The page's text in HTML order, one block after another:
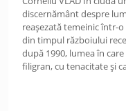
discernământ despre
reașezată temeinic într-
din timpul războiului
după 1990, lumea în
filigran, cu tenacitate și